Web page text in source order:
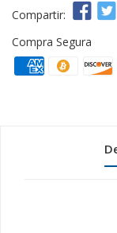
Compartir:
Compra Segura